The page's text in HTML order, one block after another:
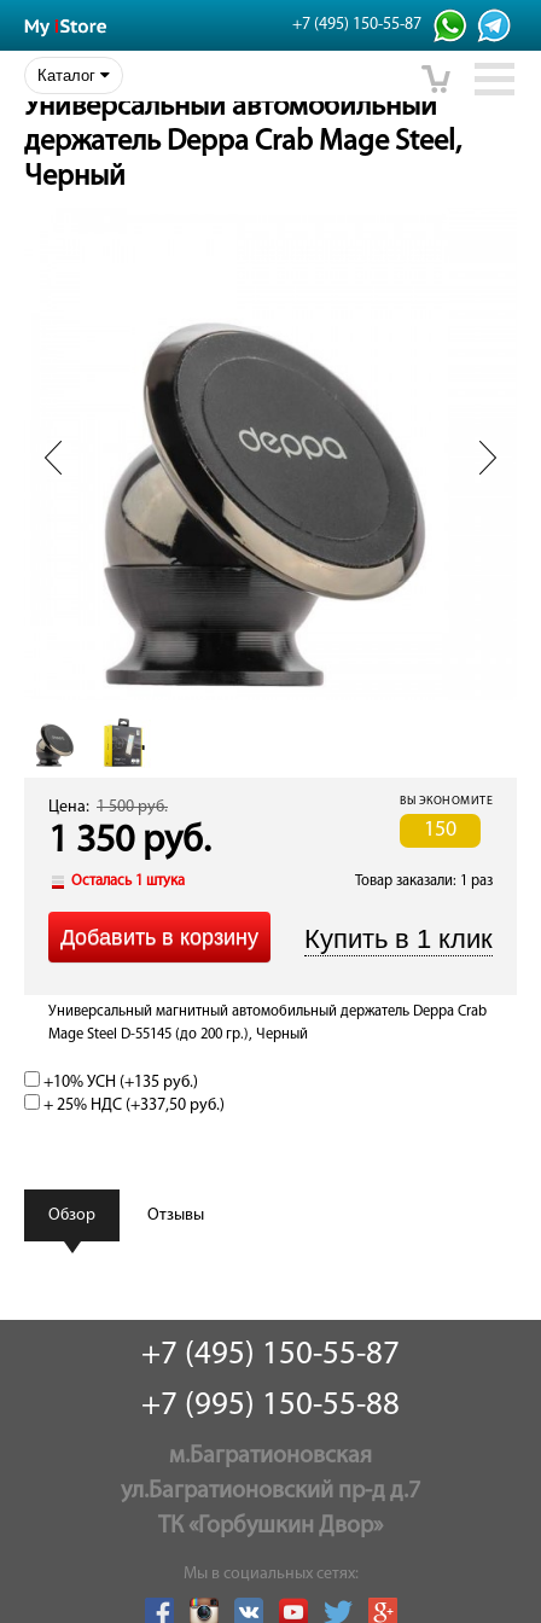
+7 (495) 150-55-87
Каталог
Универсальный автомобильный
держатель Deppa Crab Mage Steel,
Черный
Цена: 1 500 руб. ВЫ ЭКОНОМИТЕ
150
1 350 руб.
Осталась 1 штука Товар заказали: 1 раз
Универсальный магнитный автомобильный держатель Deppa Crab
Mage Steel D-55145 (до 200 гр.), Черный
+10% УСН (+135 руб.)
+ 25% НДС (+337,50 руб.)
Обзор Отзывы
+7 (495) 150-55-87
+7 (995) 150-55-88
м.Багратионовская
ул.Багратионовский пр-д д.7
ТК «Горбушкин Двор»
Мы в социальных сетях: